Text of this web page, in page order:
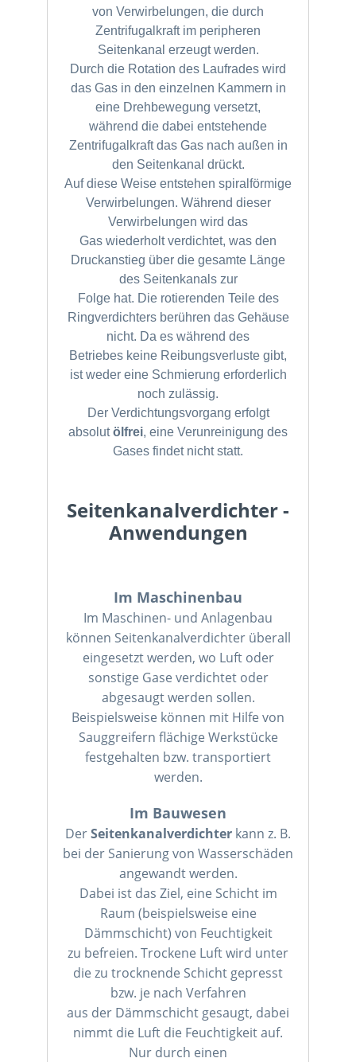
von Verwirbelungen, die durch
Zentrifugalkraft im peripheren
Seitenkanal erzeugt werden.
Durch die Rotation des Laufrades wird
das Gas in den einzelnen Kammern in
eine Drehbewegung versetzt,
während die dabei entstehende
Zentrifugalkraft das Gas nach außen in
den Seitenkanal drückt.
Auf diese Weise entstehen spiralförmige
Verwirbelungen. Während dieser
Verwirbelungen wird das
Gas wiederholt verdichtet, was den
Druckanstieg über die gesamte Länge
des Seitenkanals zur
Folge hat. Die rotierenden Teile des
Ringverdichters berühren das Gehäuse
nicht. Da es während des
Betriebes keine Reibungsverluste gibt,
ist weder eine Schmierung erforderlich
noch zulässig.
Der Verdichtungsvorgang erfolgt
absolut ölfrei, eine Verunreinigung des
Gases findet nicht statt.
Seitenkanalverdichter -
Anwendungen
Im Maschinenbau
Im Maschinen- und Anlagenbau
können Seitenkanalverdichter überall
eingesetzt werden, wo Luft oder
sonstige Gase verdichtet oder
abgesaugt werden sollen.
Beispielsweise können mit Hilfe von
Sauggreifern flächige Werkstücke
festgehalten bzw. transportiert
werden.
Im Bauwesen
DerSeitenkanalverdichter kann z. B.
bei der Sanierung von Wasserschäden
angewandt werden.
Dabei ist das Ziel, eine Schicht im
Raum (beispielsweise eine
Dämmschicht) von Feuchtigkeit
zu befreien. Trockene Luft wird unter
die zu trocknende Schicht gepresst
bzw. je nach Verfahren
aus der Dämmschicht gesaugt, dabei
nimmt die Luft die Feuchtigkeit auf.
Nur durch einen